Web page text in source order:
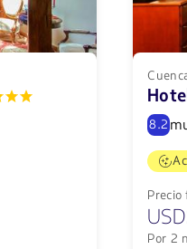
8.2
USD
Por 2